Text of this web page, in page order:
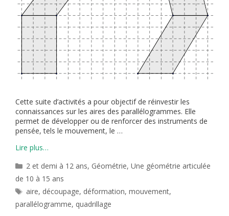
Cette suite d’activités a pour objectif de réinvestir les
connaissances sur les aires des parallélogrammes. Elle
permet de développer ou de renforcer des instruments de
pensée, tels le mouvement, le …
Lire plus…
Catégories
2 et demi à 12 ans, Géométrie,Une géométrie articulée
de 10 à 15 ans
Étiquettes
aire, découpage, déformation,mouvement,
parallélogramme, quadrillage